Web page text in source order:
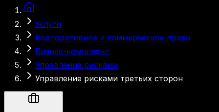
Услуги
Корпоративное и коммерческое право
Бизнес-комплаенс
Управление рисками
Управление рисками третьих сторон